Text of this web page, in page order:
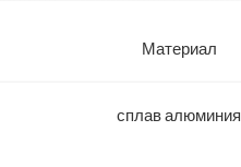
Материал
сплав алюминия